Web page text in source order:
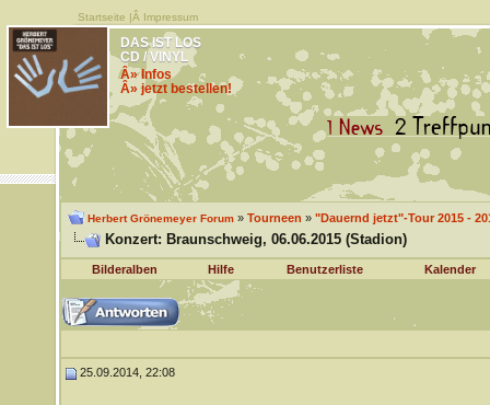
Startseite |Â Impressum
DAS IST LOS
CD / VINYL
Â» Infos
Â» jetzt bestellen!
Herbert Grönemeyer Forum» Tourneen » "Dauernd jetzt"-Tour 2015 -
Konzert: Braunschweig, 06.06.2015 (Stadion)
Bilderalben Hilfe Benutzerliste Kalender
25.09.2014, 22:08